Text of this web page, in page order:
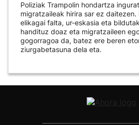
Poliziak Trampolin hondartza
migratzaileak hirira sar ez daitezen.
elikagai falta, ur-eskasia eta
handituz doaz eta migratzaileen
gogorragoa da, batez ere beren
ziurgabetasuna dela eta.